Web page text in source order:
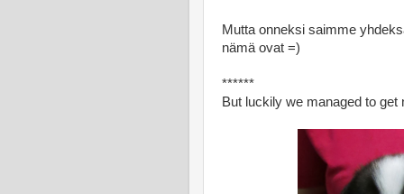
Mutta onneksi saimme
nämä ovat =)
******
But luckily we managed to